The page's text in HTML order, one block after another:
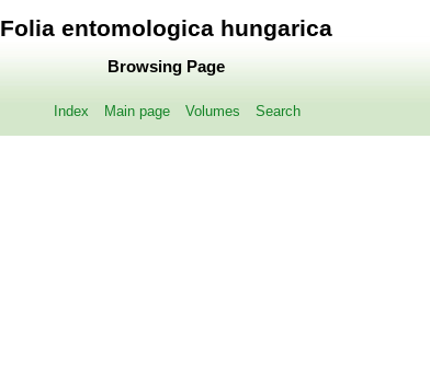
Folia entomologica hungarica
Browsing Page
Index Main page Volumes Search